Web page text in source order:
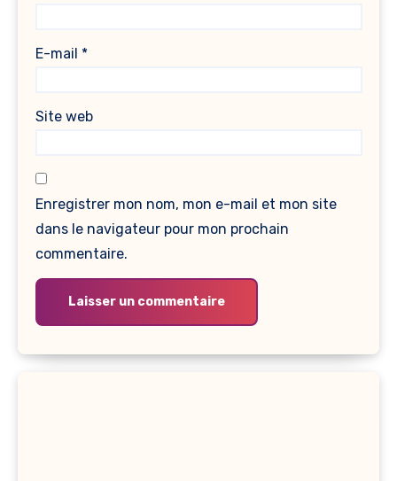
E-mail *
Site web
Enregistrer mon nom, mon e-mail et mon site
dans le navigateur pour mon prochain
commentaire.